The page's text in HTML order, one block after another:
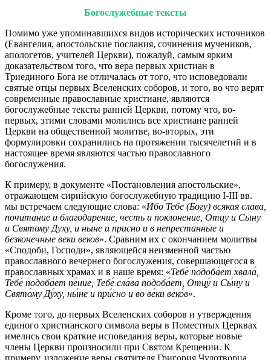
Богослужебные тексты
Помимо уже упоминавшихся видов исторических источников
(Евангелия, апостольские послания, сочинения мучеников,
апологетов, учителей Церкви), пожалуй, самым ярким
доказательством того, что вера первых христиан в
Триединого Бога не отличалась от того, что исповедовали
святые отцы первых Вселенских соборов, и того, во что верят
современные православные христиане, являются
богослужебные тексты ранней Церкви, потому что, во-
первых, этими словами молились все христиане ранней
Церкви на общественной молитве, во-вторых, эти
формулировки сохранились на протяжении тысячелетий и в
настоящее время являются частью православного
богослужения.
К примеру, в документе «Постановления апостольские»,
отражающем сирийскую богослужебную традицию I-III вв.
мы встречаем следующие слова: «Ибо Тебе (Богу) всякая слава,
почитание и благодарение, честь и поклонение, Отцу и Сыну
и Святому Духу, и ныне и присно и в непрестанные и
безконечные веки веков». Сравним их с окончанием молитвы
«Сподоби, Господи», являющейся неизменной частью
православного вечернего богослужения, совершающегося в
православных храмах и в наше время: «Тебе́ подоба́ет хвала́,
Тебе́ подоба́ет пе́ние, Тебе́ сла́ва подоба́ет, Отцу́ и Сы́ну и
Свято́му Ду́ху, ны́не и при́сно и во ве́ки веко́в».
Кроме того, до первых Вселенских соборов и утверждения
единого христианского символа веры в Поместных Церквах
имелись свои краткие исповедания веры, которые новые
члены Церкви произносили при Святом Крещении. К
примеру, изложение веры святителя Григория Чудотворца,